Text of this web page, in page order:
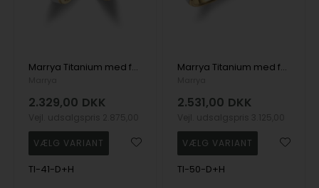
Marrya Titanium med forgyldning Vielsesringe med 1 stk Zirkonia
2.329,00 DKK
TI-41-D+H
Marrya Titanium med forgyldning Vielsesringe med 3 stk Zirkonia
2.531,00 DKK
TI-50-D+H